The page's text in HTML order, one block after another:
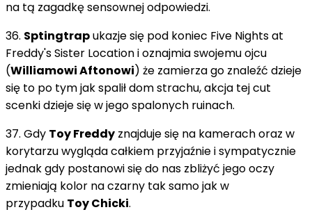
na tą zagadkę sensownej odpowiedzi.
36. Sptingtrapukazje się pod koniec Five Nights at
Freddy's Sister Location i oznajmia swojemu ojcu
(Williamowi Aftonowi) że zamierza go znaleźć dzieje
się to po tym jak spalił dom strachu, akcja tej cut
scenki dzieje się w jego spalonych ruinach.
37. Gdy Toy Freddy znajduje się na kamerach oraz w
korytarzu wygląda całkiem przyjaźnie i sympatycznie
jednak gdy postanowi się do nas zbliżyć jego oczy
zmieniają kolor na czarny tak samo jak w
przypadku Toy Chicki.